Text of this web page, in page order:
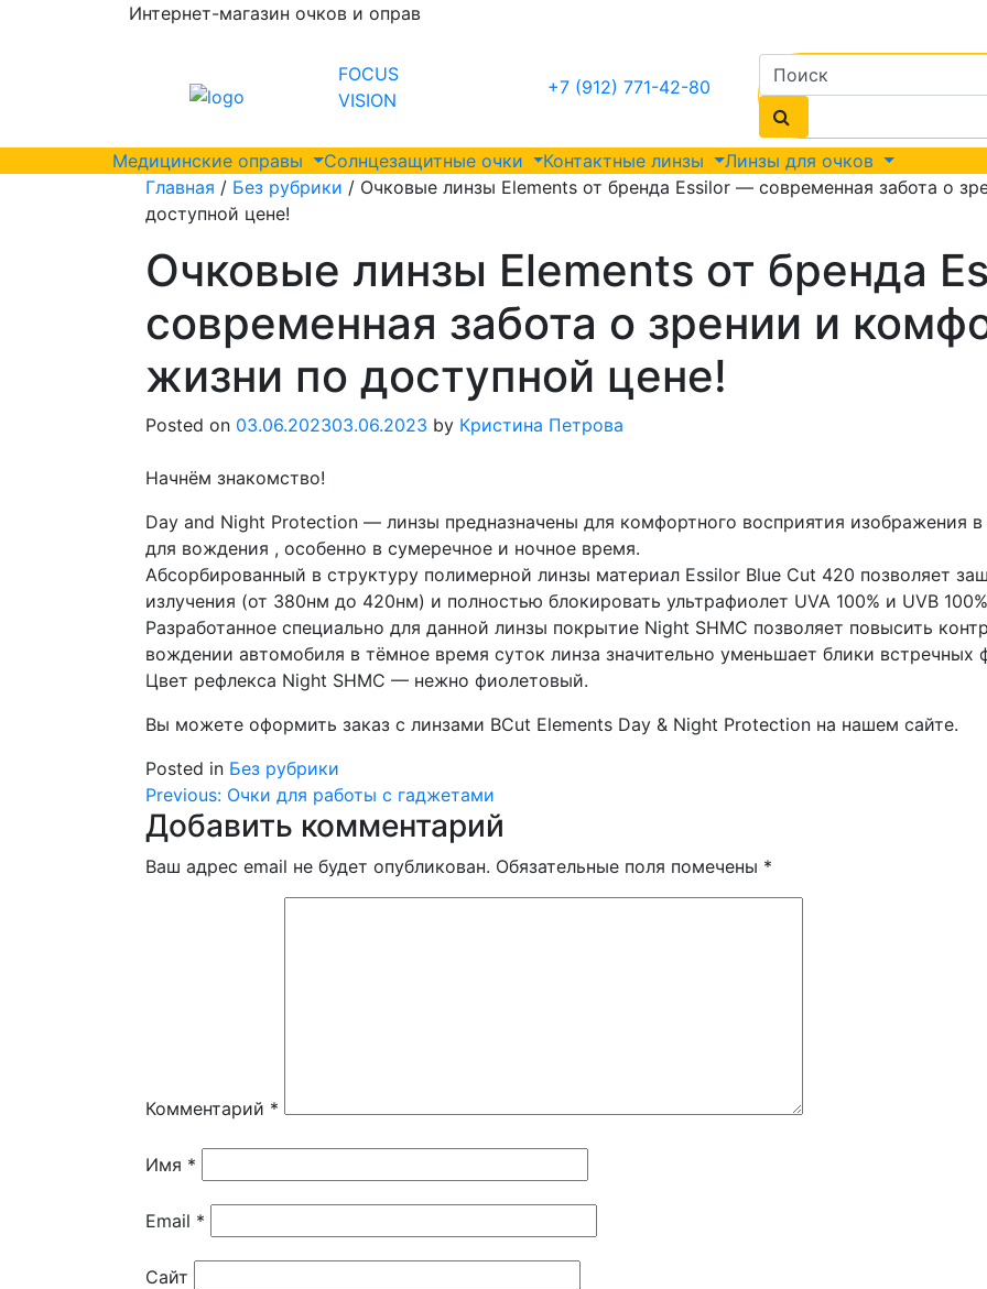
Интернет-магазин очков и оправ
FOCUS
VISION
+7 (912) 771-42-80
Медицинские оправы Солнцезащитные очки Контактные линзы
Линзы для очков
Главная / Без рубрики / Очковые линзы Elements от бренда Essilor — современная забота о
доступной цене!
Очковые линзы Elements от бренда
современная забота о зрении и
жизни по доступной цене!
Posted on 03.06.202303.06.2023 by Кристина Петрова
Начнём знакомство!
Day and Night Protection — линзы предназначены для комфортного восприятия изображения
для вождения , особенно в сумеречное и ночное время.
Абсорбированный в структуру полимерной линзы материал Essilor Blue Cut 420 позволяет
излучения (от 380нм до 420нм) и полностью блокировать ультрафиолет UVA 100% и UVB
Разработанное специально для данной линзы покрытие Night SHMC позволяет повысить
вождении автомобиля в тёмное время суток линза значительно уменьшает блики встречных
Цвет рефлекса Night SHMC — нежно фиолетовый.
Вы можете оформить заказ с линзами BCut Elements Day & Night Protection на нашем сайте.
Posted in Без рубрики
Навигация
по
записям
Previous: Очки для работы с гаджетами
Добавить комментарий
Ваш адрес email не будет опубликован. Обязательные поля помечены *
Комментарий *
Имя *
Email *
Сайт